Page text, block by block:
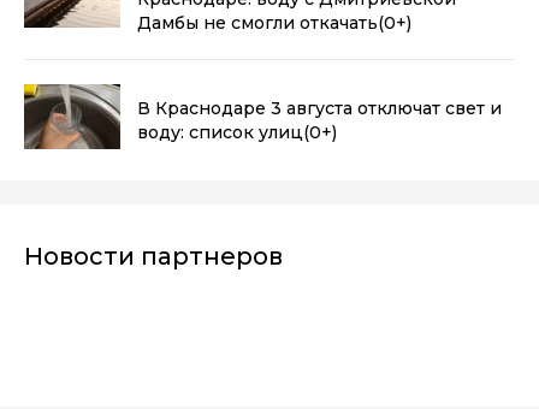
Дамбы не смогли откачать(0+)
В Краснодаре 3 августа отключат свет и
воду: список улиц(0+)
Новости партнеров